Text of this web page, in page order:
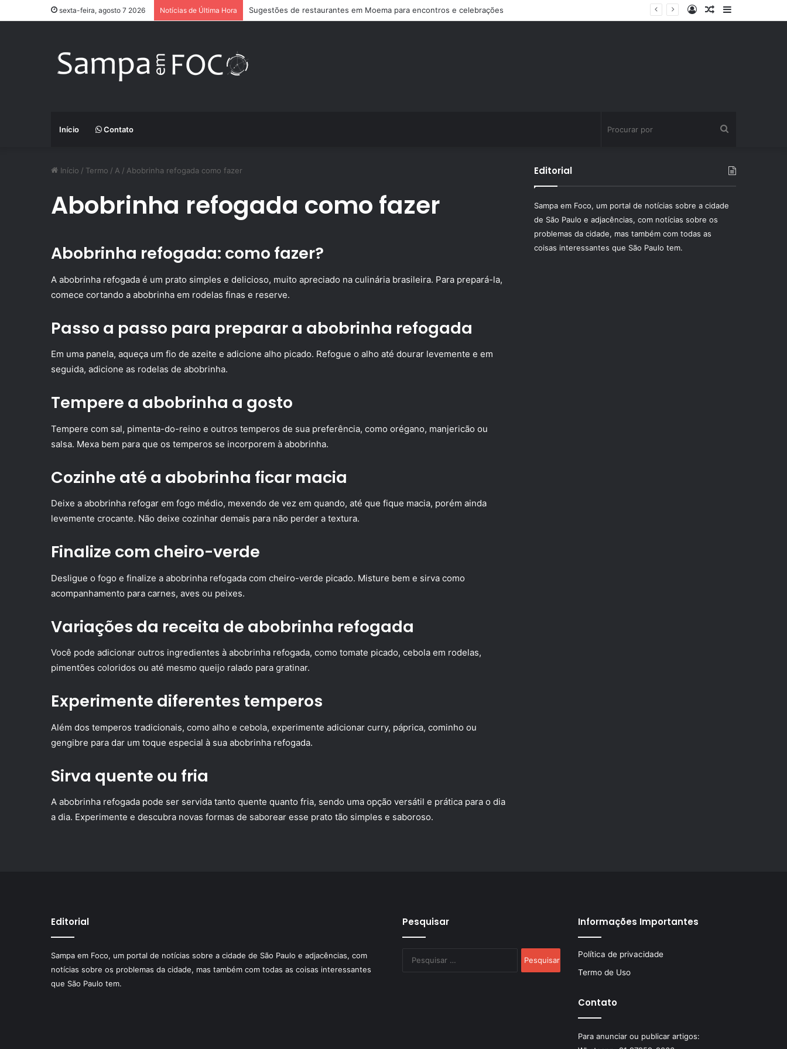
sexta-feira, agosto 7 2026 Notícias de Última Hora Sugestões de restaurantes em Moema para encontros e celebrações
Barra
Artigo
Entrar
Início Contato
por
Início / Termo / A / Abobrinha refogada como fazer
Abobrinha refogada como fazer
Abobrinha refogada: como fazer?
A abobrinha refogada é um prato simples e delicioso, muito apreciado na culinária brasileira. Para prepará-la,
comece cortando a abobrinha em rodelas finas e reserve.
Passo a passo para preparar a abobrinha refogada
Em uma panela, aqueça um fio de azeite e adicione alho picado. Refogue o alho até dourar levemente e em
seguida, adicione as rodelas de abobrinha.
Tempere a abobrinha a gosto
Tempere com sal, pimenta-do-reino e outros temperos de sua preferência, como orégano, manjericão ou
salsa. Mexa bem para que os temperos se incorporem à abobrinha.
Cozinhe até a abobrinha ficar macia
Deixe a abobrinha refogar em fogo médio, mexendo de vez em quando, até que fique macia, porém ainda
levemente crocante. Não deixe cozinhar demais para não perder a textura.
Finalize com cheiro-verde
Desligue o fogo e finalize a abobrinha refogada com cheiro-verde picado. Misture bem e sirva como
acompanhamento para carnes, aves ou peixes.
Variações da receita de abobrinha refogada
Você pode adicionar outros ingredientes à abobrinha refogada, como tomate picado, cebola em rodelas,
pimentões coloridos ou até mesmo queijo ralado para gratinar.
Experimente diferentes temperos
Além dos temperos tradicionais, como alho e cebola, experimente adicionar curry, páprica, cominho ou
gengibre para dar um toque especial à sua abobrinha refogada.
Sirva quente ou fria
A abobrinha refogada pode ser servida tanto quente quanto fria, sendo uma opção versátil e prática para o dia
a dia. Experimente e descubra novas formas de saborear esse prato tão simples e saboroso.
Editorial
Sampa em Foco, um portal de notícias sobre a cidade
de São Paulo e adjacências, com notícias sobre os
problemas da cidade, mas também com todas as
coisas interessantes que São Paulo tem.
Editorial
Sampa em Foco, um portal de notícias sobre a cidade de São Paulo e adjacências, com
notícias sobre os problemas da cidade, mas também com todas as coisas interessantes
que São Paulo tem.
Pesquisar
por:
Informações Importantes
Política de privacidade
Termo de Uso
Contato
Para anunciar ou publicar artigos: